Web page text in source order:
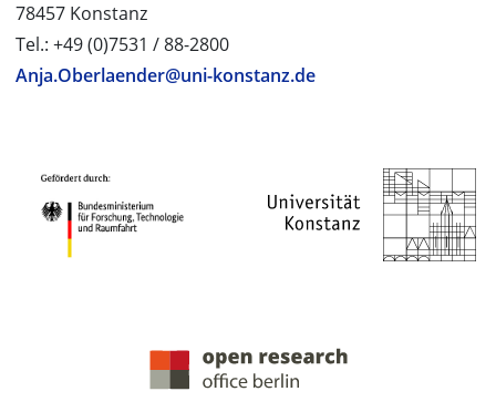
78457 Konstanz
Tel.: +49 (0)7531 / 88-2800
Anja.Oberlaender@uni-konstanz.de